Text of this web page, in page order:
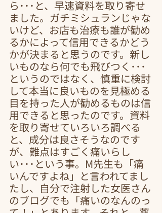
ら･･･と、早速資料を取り寄せ
ました。ガチミシュランじゃな
いけど、お店も治療も誰が勧め
るかによって信用できるかどう
かが決まると思うのです。新し
いものなら何でも飛びつく･･･
というのではなく、慎重に検討
して本当に良いものを見極める
目を持った人が勧めるものは信
用できると思ったのです。資料
を取り寄せていろいろ調べる
と、成分は良さそうなのです
が、難点はすごく痛いらし
い･･･という事。M先生も「痛
いんですよね」と言われてまし
たし、自分で注射した女医さん
のブログでも「痛いのなんのっ